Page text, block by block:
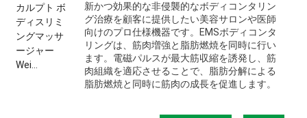
新かつ効果的な非侵襲的なボディコンタリン
グ治療を顧客に提供したい美容サロンや医師
向けのプロ仕様機器です。EMSボディコンタ
リングは、筋肉増強と脂肪燃焼を同時に行い
ます。電磁パルスが最大筋収縮を誘発し、筋
肉組織を適応させることで、脂肪分解による
脂肪燃焼と同時に筋肉の成長を促進します。